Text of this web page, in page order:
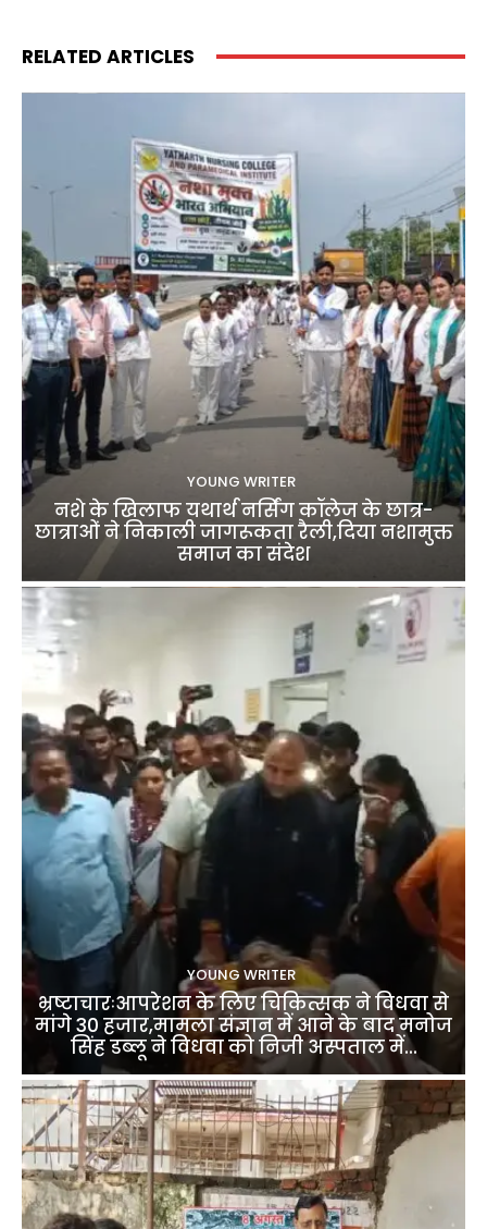
RELATED ARTICLES
YOUNG WRITER
नशे के खिलाफ यथार्थ नर्सिंग कॉलेज के छात्र-
छात्राओं ने निकाली जागरूकता रैली,दिया नशामुक्त
समाज का संदेश
YOUNG WRITER
भ्रष्टाचारःआपरेशन के लिए चिकित्सक ने विधवा से
मांगे 30 हजार,मामला संज्ञान में आने के बाद मनोज
सिंह डब्लू ने विधवा को निजी अस्पताल में...